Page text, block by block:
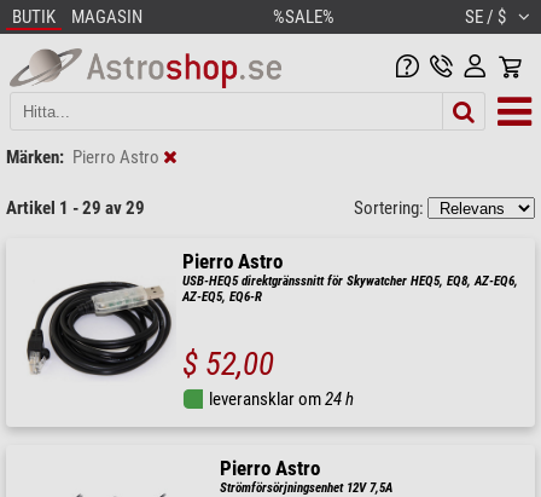
BUTIK MAGASIN %SALE% SE / $
Märken: Pierro Astro
Artikel 1 - 29 av 29 Sortering:
Pierro Astro
USB-HEQ5 direktgränssnitt för Skywatcher HEQ5, EQ8, AZ-EQ6,
AZ-EQ5, EQ6-R
$ 52,00
leveransklar om24 h
Pierro Astro
Strömförsörjningsenhet 12V 7,5A